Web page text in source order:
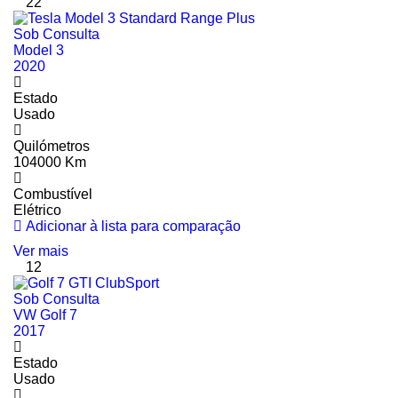
Sob Consulta
Model 3
2020
Estado
Usado
Quilómetros
104000 Km
Combustível
Elétrico
Adicionar à lista para comparação
Ver mais
12
Sob Consulta
VW Golf 7
2017
Estado
Usado